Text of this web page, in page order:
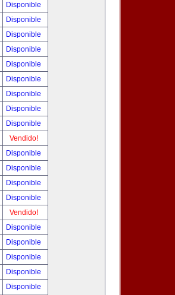
Disponible
Disponible
Disponible
Disponible
Disponible
Disponible
Disponible
Disponible
Disponible
Vendido!
Disponible
Disponible
Disponible
Disponible
Vendido!
Disponible
Disponible
Disponible
Disponible
Disponible